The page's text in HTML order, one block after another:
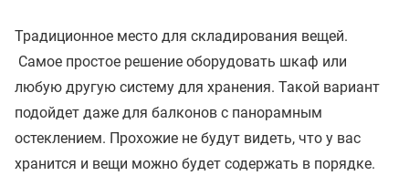
Традиционное место для складирования вещей.
Самое простое решение оборудовать шкаф или
любую другую систему для хранения. Такой вариант
подойдет даже для балконов с панорамным
остеклением. Прохожие не будут видеть, что у вас
хранится и вещи можно будет содержать в порядке.